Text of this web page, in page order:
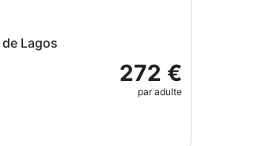
Lagos
272 €
par adulte